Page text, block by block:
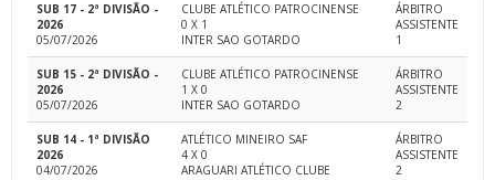
SUB 17 - 2ª DIVISÃO -
2026
05/07/2026
CLUBE ATLÉTICO PATROCINENSE
0 X 1
INTER SAO GOTARDO
ÁRBITRO
ASSISTENTE
1
SUB 15 - 2ª DIVISÃO -
2026
05/07/2026
CLUBE ATLÉTICO PATROCINENSE
1 X 0
INTER SAO GOTARDO
ÁRBITRO
ASSISTENTE
2
SUB 14 - 1ª DIVISÃO
2026
04/07/2026
ATLÉTICO MINEIRO SAF
4 X 0
ARAGUARI ATLÉTICO CLUBE
ÁRBITRO
ASSISTENTE
2